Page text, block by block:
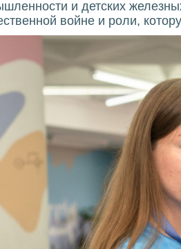
и детских
войне и роли,